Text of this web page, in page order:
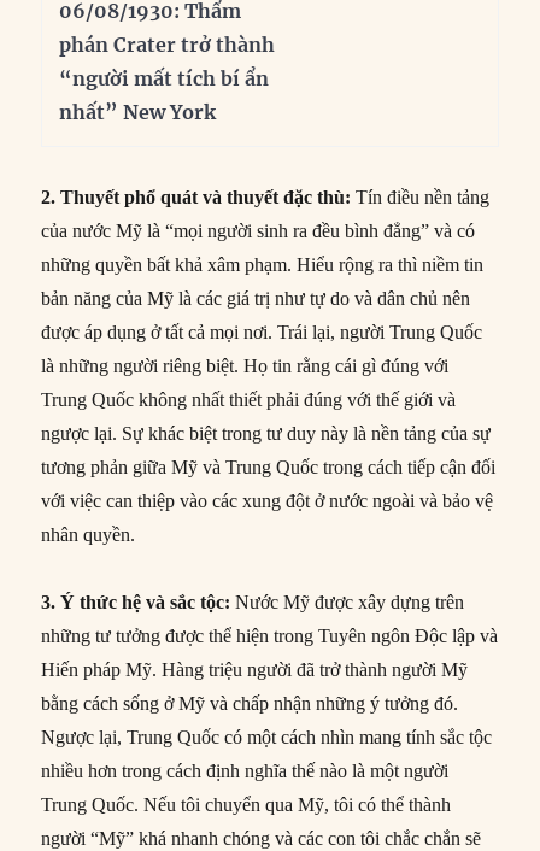
06/08/1930: Thẩm
phán Crater trở thành
“người mất tích bí ẩn
nhất” New York
2. Thuyết phổ quát và thuyết đặc thù: Tín điều nền tảng
của nước Mỹ là “mọi người sinh ra đều bình đẳng” và có
những quyền bất khả xâm phạm. Hiểu rộng ra thì niềm tin
bản năng của Mỹ là các giá trị như tự do và dân chủ nên
được áp dụng ở tất cả mọi nơi. Trái lại, người Trung Quốc
là những người riêng biệt. Họ tin rằng cái gì đúng với
Trung Quốc không nhất thiết phải đúng với thế giới và
ngược lại. Sự khác biệt trong tư duy này là nền tảng của sự
tương phản giữa Mỹ và Trung Quốc trong cách tiếp cận đối
với việc can thiệp vào các xung đột ở nước ngoài và bảo vệ
nhân quyền.
3. Ý thức hệ và sắc tộc: Nước Mỹ được xây dựng trên
những tư tưởng được thể hiện trong Tuyên ngôn Độc lập và
Hiến pháp Mỹ. Hàng triệu người đã trở thành người Mỹ
bằng cách sống ở Mỹ và chấp nhận những ý tưởng đó.
Ngược lại, Trung Quốc có một cách nhìn mang tính sắc tộc
nhiều hơn trong cách định nghĩa thế nào là một người
Trung Quốc. Nếu tôi chuyển qua Mỹ, tôi có thể thành
người “Mỹ” khá nhanh chóng và các con tôi chắc chắn sẽ